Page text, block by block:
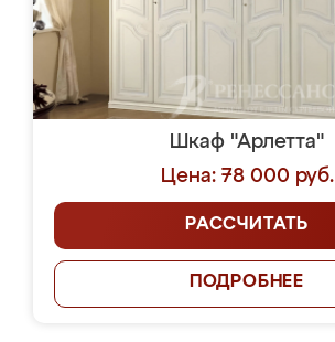
Шкаф "Арлетта"
Цена: 78 000 руб.
РАССЧИТАТЬ
ПОДРОБНЕЕ